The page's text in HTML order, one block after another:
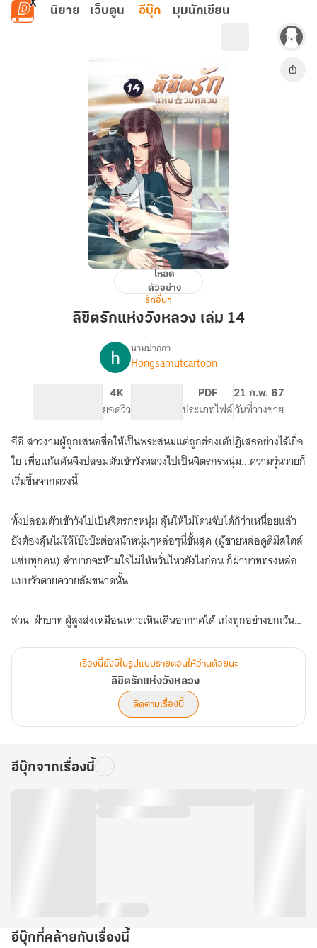
ข้ามไปยังเนื้อหาหลัก
นิยาย เว็บตูน อีบุ๊ก มุมนักเขียน
แห่ง
หลวง
เล่ม
โหลด
ตัวอย่าง
รักอื่นๆ
ลิขิตรักแห่งวังหลวง เล่ม 14
เรื่อง
นามปากกา
Hongsamutcartoon
4K
ยอดวิว
PDF
ประเภทไฟล์
21 ก.พ. 67
วันที่วางขาย
อีอี สาวงามผู้ถูกเสนอชื่อให้เป็นพระสนมแต่ถูกฮ่องเต้ปฏิเสธอย่างไร้เยื่อ
ใย เพื่อแก้แค้นจึงปลอมตัวเข้าวังหลวงไปเป็นจิตรกรหนุ่ม...ความวุ่นวายก็
เริ่มขึ้นจากตรงนี้
ทั้งปลอมตัวเข้าวังไปเป็นจิตรกรหนุ่ม ลุ้นให้ไม่โดนจับได้ก็ว่าเหนื่อยแล้ว
ยังต้องลุ้นไม่ให้โบ๊ะบ๊ะต่อหน้าหนุ่มๆหล่อๆนี่ขั้นสุด (ผู้ชายหล่อดูดีมีสไตล์
แซ่บทุกคน) ลำบากจะห้ามใจไม่ให้หวั่นไหวยังไงก่อน ก็ฝ่าบาททรงหล่อ
แบบวัวตายควายล้มขนาดนั้น
ส่วน 'ฝ่าบาท'ผู้สูงส่งเหมือนเหาะเหินเดินอากาศได้ เก่งทุกอย่างยกเว้น
ให้เลือกแทบพลิกแผ่นดิน ถึงกระนั้นก็ใช่ว่าชีวิตฮ่องเต้จะสบาย งานก็
เยอะ คนก็แยะ ไหนจะน้องชายที่ขยันสร้างเรื่องไม่หยุด ยังมีตัวป่วนมา
เพิ่มอีกหนึ่ง(นางเอกที่ปลอมตัวเข้าวัง)ความบันเทิง ความหัวจะปวด
ความคลั่งรักก็มาแบบจัดเต็ม
***จำนวนเล่มและราคา อาจจะแตกต่างกันในบางแพลตฟอร์ม แต่เนื้อหา
เหมือนกันทั้งหมดครับ***
เรื่องนี้ยังมีในรูปแบบรายตอนให้อ่านด้วยนะ
ลิขิตรักแห่งวังหลวง
ติดตามเรื่องนี้
อีบุ๊กจากเรื่องนี้
อีบุ๊กที่คล้ายกับเรื่องนี้